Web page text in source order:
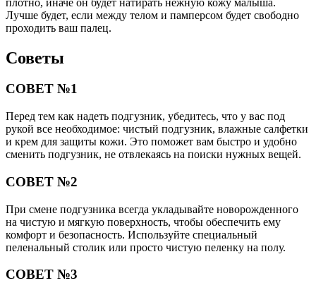
Лучше будет, если между телом и памперсом будет свободно
проходить ваш палец.
Советы
СОВЕТ №1
Перед тем как надеть подгузник, убедитесь, что у вас под
рукой все необходимое: чистый подгузник, влажные салфетки
и крем для защиты кожи. Это поможет вам быстро и удобно
сменить подгузник, не отвлекаясь на поиски нужных вещей.
СОВЕТ №2
При смене подгузника всегда укладывайте новорожденного
на чистую и мягкую поверхность, чтобы обеспечить ему
комфорт и безопасность. Используйте специальный
пеленальный столик или просто чистую пеленку на полу.
СОВЕТ №3